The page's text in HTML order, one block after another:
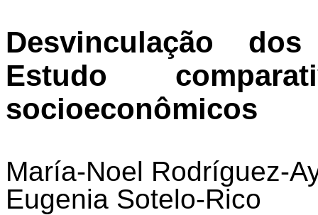
Desvinculação
Estudo
socioeconômicos
María-Noel Rodríguez-
Eugenia Sotelo-Rico